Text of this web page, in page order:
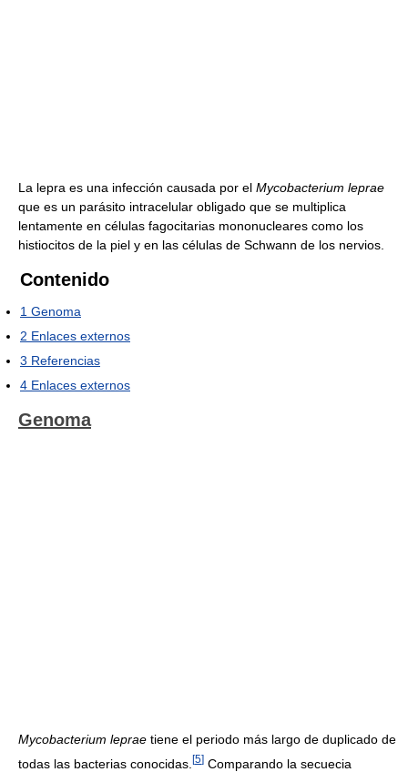
La lepra es una infección causada por el Mycobacterium leprae
que es un parásito intracelular obligado que se multiplica
lentamente en células fagocitarias mononucleares como los
histiocitos de la piel y en las células de Schwann de los nervios.
Contenido
1 Genoma
2 Enlaces externos
3 Referencias
4 Enlaces externos
Genoma
Mycobacterium leprae tiene el periodo más largo de duplicado de
todas las bacterias conocidas. [5] Comparando la secuecia